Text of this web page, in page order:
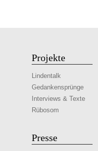
Projekte
Lindentalk
Gedankensprünge
Interviews & Texte
Rübosom
Presse